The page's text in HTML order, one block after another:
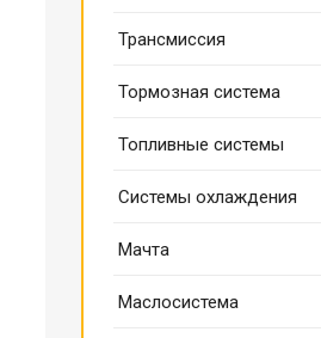
Трансмиссия
Тормозная система
Топливные системы
Системы охлаждения
Мачта
Маслосистема